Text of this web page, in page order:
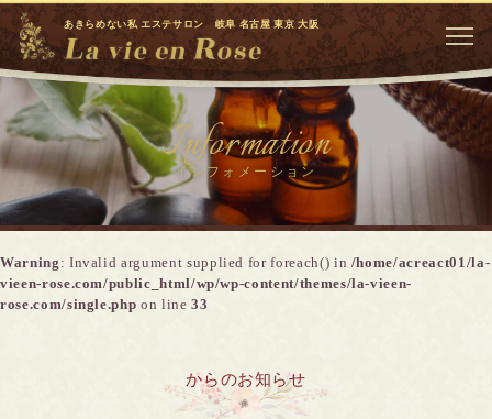
あきらめない私 エステサロン 岐阜 名古屋 東京 大阪
Information
インフォメーション
Warning : Invalid argument supplied for foreach() in /home/acreact01/la-
vieen-rose.com/public_html/wp/wp-content/themes/la-vieen-
rose.com/single.php on line33
からのお知らせ